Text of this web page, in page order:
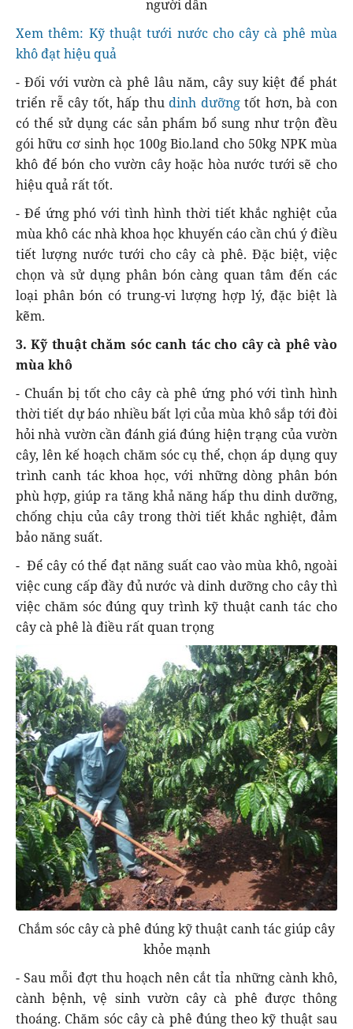
người dân
Xem thêm: Kỹ thuật tưới nước cho cây cà phê mùa
khô đạt hiệu quả
- Đối với vườn cà phê lâu năm, cây suy kiệt để phát
triển rễ cây tốt, hấp thudinh dưỡngtốt hơn, bà con
có thể sử dụng các sản phẩm bổ sung như trộn đều
gói hữu cơ sinh học 100g Bio.land cho 50kg NPK mùa
khô để bón cho vườn cây hoặc hòa nước tưới sẽ cho
hiệu quả rất tốt.
- Để ứng phó với tình hình thời tiết khắc nghiệt của
mùa khô các nhà khoa học khuyến cáo cần chú ý điều
tiết lượng nước tưới cho cây cà phê. Đặc biệt, việc
chọn và sử dụng phân bón càng quan tâm đến các
loại phân bón có trung-vi lượng hợp lý, đặc biệt là
kẽm.
3. Kỹ thuật chăm sóc canh tác cho cây cà phê vào
mùa khô
- Chuẩn bị tốt cho cây cà phê ứng phó với tình hình
thời tiết dự báo nhiều bất lợi của mùa khô sắp tới đòi
hỏi nhà vườn cần đánh giá đúng hiện trạng của vườn
cây, lên kế hoạch chăm sóc cụ thể, chọn áp dụng quy
trình canh tác khoa học, với những dòng phân bón
phù hợp, giúp ra tăng khả năng hấp thu dinh dưỡng,
chống chịu của cây trong thời tiết khắc nghiệt, đảm
bảo năng suất.
- Để cây có thể đạt năng suất cao vào mùa khô, ngoài
việc cung cấp đầy đủ nước và dinh dưỡng cho cây thì
việc chăm sóc đúng quy trình kỹ thuật canh tác cho
cây cà phê là điều rất quan trọng
Chắm sóc cây cà phê đúng kỹ thuật canh tác giúp cây
khỏe mạnh
- Sau mỗi đợt thu hoạch nên cắt tỉa những cành khô,
cành bệnh, vệ sinh vườn cây cà phê được thông
thoáng. Chăm sóc cây cà phê đúng theo kỹ thuật sau